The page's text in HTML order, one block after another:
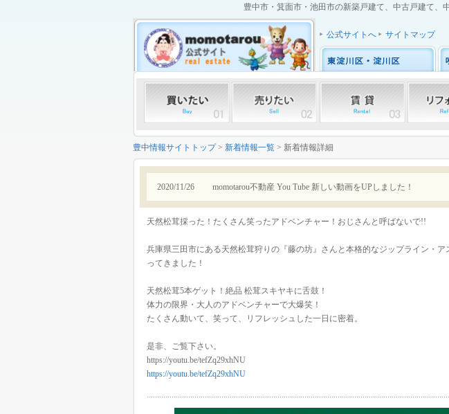
豊中市・箕面市・池田市の新築戸建て、中古戸建て、
公式サイトへ サイトマップ
豊中情報サイトトップ> 新着情報一覧 > 新着情報詳細
2020/11/26 momotarou不動産 You Tube 新しい動画をUPしました！
天然松茸採った！たくさん笑ったアドベンチャー！おじさんと呼ばないで!!
兵庫県三田市にある天然松茸狩りの『藤の坊』さんと本格的なジップライン・
ってきました！
天然松茸5本ゲット！絶品 松茸スキヤキに舌鼓！
体力の限界・大人のアドベンチャーで大爆笑！
たくさん動いて、笑って、リフレッシュした一日に密着。
是非、ご覧下さい。
https://youtu.be/tefZq29xhNU
https://youtu.be/tefZq29xhNU